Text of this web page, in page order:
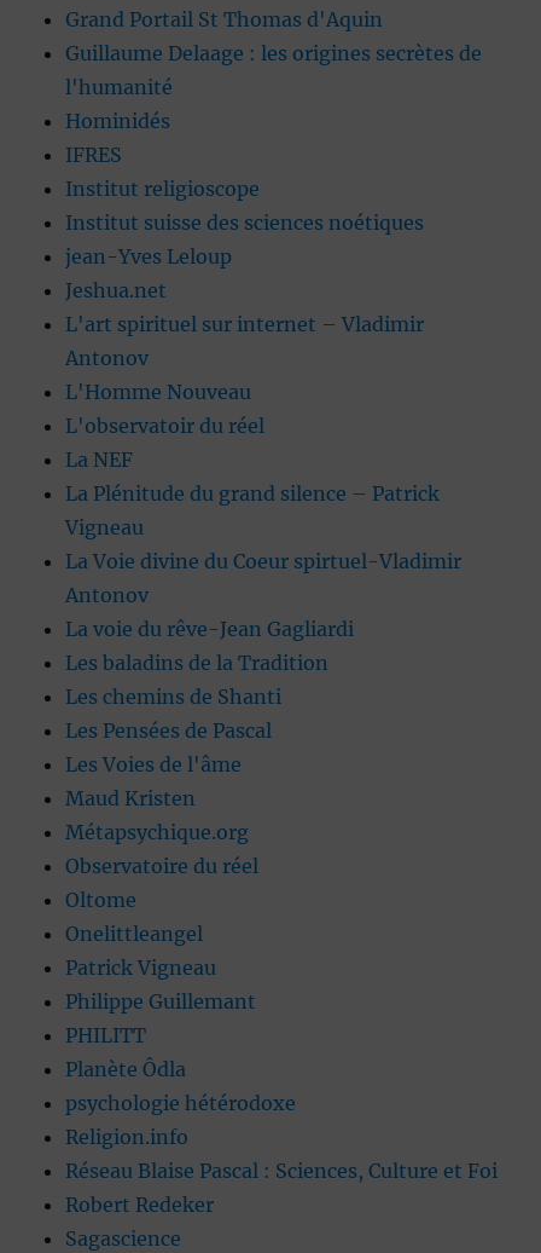
Grand Portail St Thomas d'Aquin
Guillaume Delaage : les origines secrètes de
l'humanité
Hominidés
IFRES
Institut religioscope
Institut suisse des sciences noétiques
jean-Yves Leloup
Jeshua.net
L'art spirituel sur internet – Vladimir
Antonov
L'Homme Nouveau
L'observatoir du réel
La NEF
La Plénitude du grand silence – Patrick
Vigneau
La Voie divine du Coeur spirtuel-Vladimir
Antonov
La voie du rêve-Jean Gagliardi
Les baladins de la Tradition
Les chemins de Shanti
Les Pensées de Pascal
Les Voies de l'âme
Maud Kristen
Métapsychique.org
Observatoire du réel
Oltome
Onelittleangel
Patrick Vigneau
Philippe Guillemant
PHILITT
Planète Ôdla
psychologie hétérodoxe
Religion.info
Réseau Blaise Pascal : Sciences, Culture et Foi
Robert Redeker
Sagascience